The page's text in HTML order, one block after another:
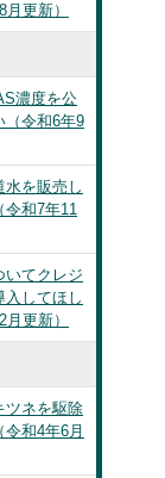
更新）
濃度を公
（令和6年9
水を販売し
令和7年11
いてクレジ
入してほし
更新）
ツネを駆除
令和4年6月